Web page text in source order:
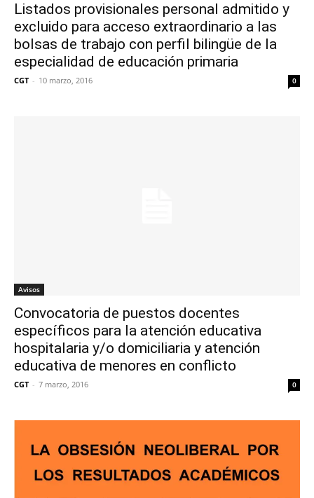
Listados provisionales personal admitido y
excluido para acceso extraordinario a las
bolsas de trabajo con perfil bilingüe de la
especialidad de educación primaria
CGT - 10 marzo, 2016 0
Avisos
Convocatoria de puestos docentes
específicos para la atención educativa
hospitalaria y/o domiciliaria y atención
educativa de menores en conflicto
CGT - 7 marzo, 2016 0